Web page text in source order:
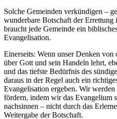
Solche Gemeinden verkündigen –
wunderbare Botschaft der Errettung
braucht jede Gemeinde ein
Evangelisation.
Einerseits: Wenn unser Denken
über Gott und sein Handeln lehrt,
und das tiefste Bedürfnis des
daraus in der Regel auch ein
Evangelisation ergeben. Wir
fördern, indem wir das Evangelium
nachsinnen – nicht durch das
Weitergabe der Botschaft.